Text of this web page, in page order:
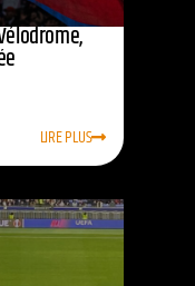
LIRE PLUS